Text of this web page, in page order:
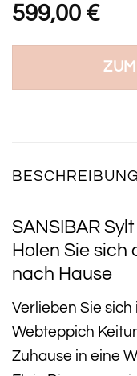
599,00 €
BESCHREIBUNG
SANSIBAR
Holen Sie sich
nach Hause
Verlieben Sie sich
Webteppich
Zuhause in eine